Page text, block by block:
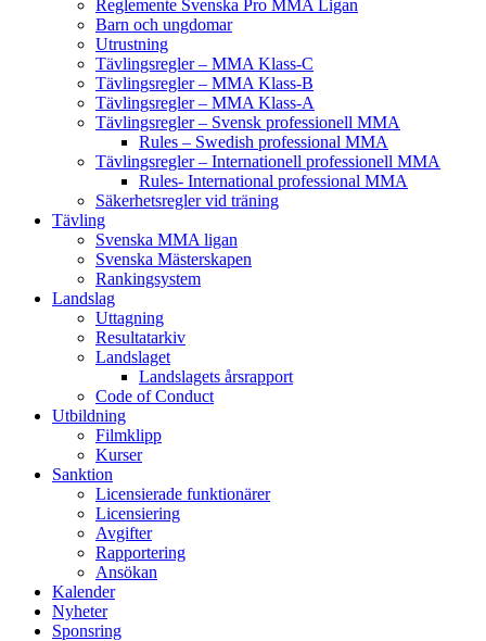
Reglemente Svenska Pro MMA Ligan
Barn och ungdomar
Utrustning
Tävlingsregler – MMA Klass-C
Tävlingsregler – MMA Klass-B
Tävlingsregler – MMA Klass-A
Tävlingsregler – Svensk professionell MMA
Rules – Swedish professional MMA
Tävlingsregler – Internationell professionell MMA
Rules- International professional MMA
Säkerhetsregler vid träning
Tävling
Svenska MMA ligan
Svenska Mästerskapen
Rankingsystem
Landslag
Uttagning
Resultatarkiv
Landslaget
Landslagets årsrapport
Code of Conduct
Utbildning
Filmklipp
Kurser
Sanktion
Licensierade funktionärer
Licensiering
Avgifter
Rapportering
Ansökan
Kalender
Nyheter
Sponsring